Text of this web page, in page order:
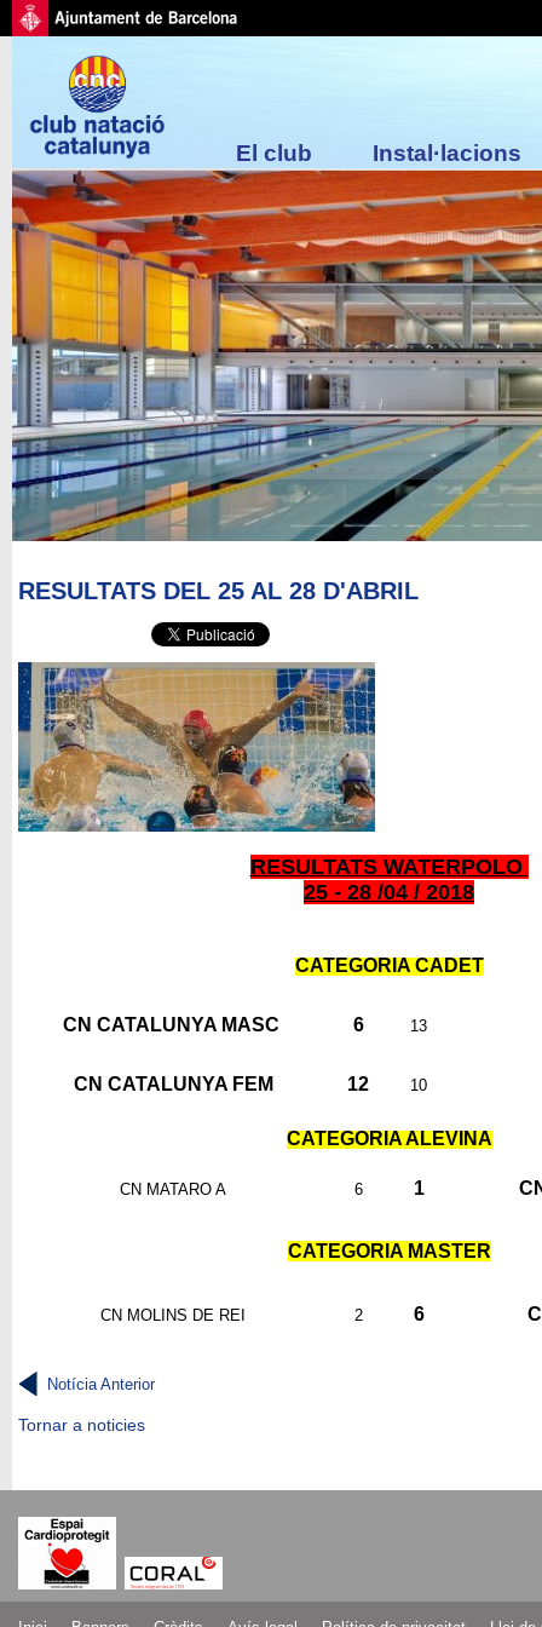
El club Instal·lacions
RESULTATS DEL 25 AL 28 D'ABRIL
RESULTATS WATERPOLO
25 - 28 /04 / 2018
CATEGORIA CADET
CN CATALUNYA MASC 6 13
CN CATALUNYA FEM 12 10
CATEGORIA ALEVINA
CN MATARO A 6 1
CATEGORIA MASTER
CN MOLINS DE REI 2 6
Notícia Anterior
Tornar a noticies